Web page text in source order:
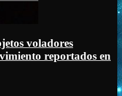
voladores
reportados en